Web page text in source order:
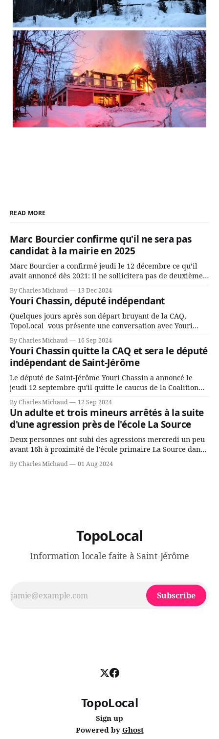
READ MORE
Marc Bourcier confirme qu'il ne sera pas
candidat à la mairie en 2025
Marc Bourcier a confirmé jeudi le 12 décembre ce qu’il
avait annoncé dès 2021: il ne sollicitera pas de deuxième
mandat à titre de maire de Saint-Jérôme. Bourcier en a
fait l’annonce en s’adressant aux employés de la ville,
rassemblés en soirée pour leur traditionnel souper
By Charles Michaud 13 Dec 2024
Youri Chassin, député indépendant
Quelques jours après son départ bruyant de la CAQ,
TopoLocal vous présente une conversation avec Youri
Chassin. Nous avons causé de sa décision. Y songeait-il
depuis longtemps? Sera-t-il candidat indépendant dans 2
ans? Joindrait-il un autre parti, par exemple les
conservateurs d’Éric Duhaime? Que lui
By Charles Michaud 16 Sep 2024
Youri Chassin quitte la CAQ et sera le député
indépendant de Saint-Jérôme
Le député de Saint-Jérôme Youri Chassin a annoncé le
jeudi 12 septembre qu'il quitte le caucus de la Coalition
Avenir Québec de François Legault parce qu'il est déçu du
gouvernement de la CAQ, surtout de son incapacité, qu'il
juge chronique, à offrir des
By Charles Michaud 12 Sep 2024
Un adulte et trois mineurs arrêtés à la suite
d'une agression près de l'école La Source
Deux personnes ont subi des agressions mercredi un peu
avant 16h à proximité de l'école primaire La Source dans
le secteur Bellefeuille de Saint-Jérôme. L'une de deux
victimes aurait été écrasée sous un véhicule et aspergée
By Charles Michaud 01 Aug 2024
TopoLocal
Information locale faite à Saint-Jérôme
Subscribe
TopoLocal
Sign up
Powered by Ghost